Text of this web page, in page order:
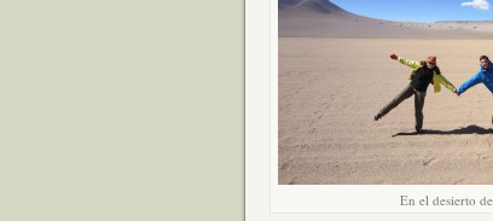
En el desierto